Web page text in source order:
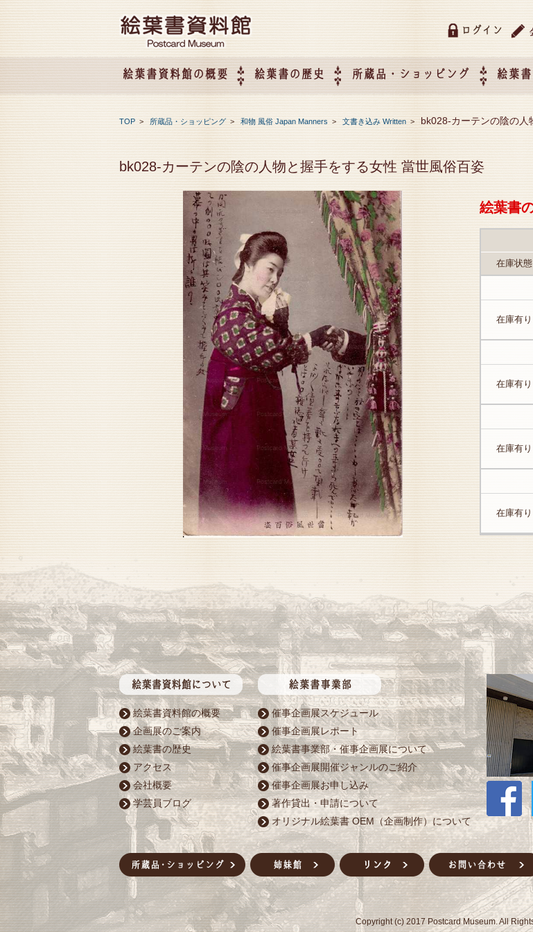
ログイン
絵葉書資料館の概要 絵葉書の歴史 所蔵品・ショッピング 絵葉
て
作）に
TOP > 所蔵品・ショッピング > 和物 風俗 Japan Manners > 文書き込み Written >bk028-カーテンの陰の
bk028-カーテンの陰の人物と握手をする女性 當世風俗百姿
絵葉書
在庫状態
在庫有り
在庫有り
在庫有り
在庫有り
絵葉書資料館の概要
企画展のご案内
絵葉書の歴史
アクセス
会社概要
学芸員ブログ
催事企画展スケジュール
催事企画展レポート
絵葉書事業部・催事企画展について
催事企画展開催ジャンルのご紹介
催事企画展お申し込み
著作貸出・申請について
オリジナル絵葉書 OEM（企画制作）について
Copyright (c) 2017 Postcard Museum. All